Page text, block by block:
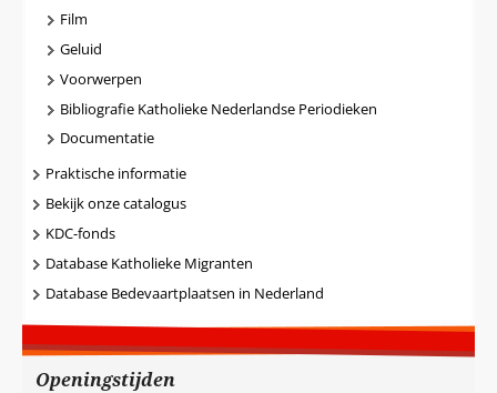
Film
Geluid
Voorwerpen
Bibliografie Katholieke Nederlandse Periodieken
Documentatie
Praktische informatie
Bekijk onze catalogus
KDC-fonds
Database Katholieke Migranten
Database Bedevaartplaatsen in Nederland
Openingstijden